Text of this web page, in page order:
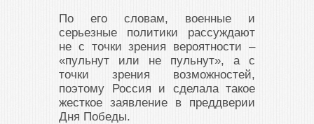
По его словам, военные и
серьезные политики рассуждают
не с точки зрения вероятности –
«пульнут или не пульнут», а с
точки зрения возможностей,
поэтому Россия и сделала такое
жесткое заявление в преддверии
Дня Победы.